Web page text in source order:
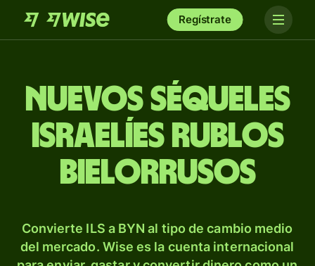
Regístrate
Nuevos séqueles
israelíes rublos
bielorrusos
Convierte ILS a BYN al tipo de cambio medio
del mercado. Wise es la cuenta internacional